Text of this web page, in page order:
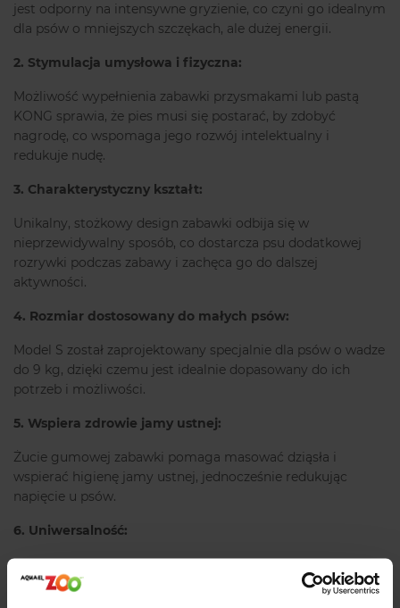
jest odporny na intensywne gryzienie, co czyni go idealnym
dla psów o mniejszych szczękach, ale dużej energii.
2. Stymulacja umysłowa i fizyczna:
Możliwość wypełnienia zabawki przysmakami lub pastą
KONG sprawia, że pies musi się postarać, by zdobyć
nagrodę, co wspomaga jego rozwój intelektualny i
redukuje nudę.
3. Charakterystyczny kształt:
Unikalny, stożkowy design zabawki odbija się w
nieprzewidywalny sposób, co dostarcza psu dodatkowej
rozrywki podczas zabawy i zachęca go do dalszej
aktywności.
4. Rozmiar dostosowany do małych psów:
Model S został zaprojektowany specjalnie dla psów o wadze
do 9 kg, dzięki czemu jest idealnie dopasowany do ich
potrzeb i możliwości.
5. Wspiera zdrowie jamy ustnej:
Żucie gumowej zabawki pomaga masować dziąsła i
wspierać higienę jamy ustnej, jednocześnie redukując
napięcie u psów.
6. Uniwersalność:
KONG Classic S nadaje się zarówno do samodzielnej
zabawy, jak i wspólnych ćwiczeń z opiekunem, takich jak